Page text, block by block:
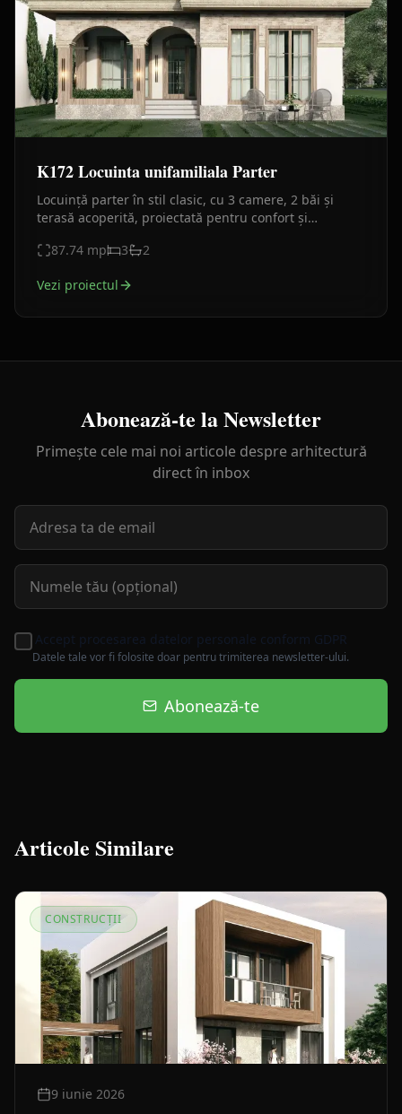
K172 Locuinta unifamiliala Parter
Locuință parter în stil clasic, cu 3 camere, 2 băi și
terasă acoperită, proiectată pentru confort și
87.74 mp 3 2
Vezi proiectul
Abonează-te la Newsletter
Primește cele mai noi articole despre arhitectură
direct în inbox
Accept procesarea datelor personale conform GDPR
Datele tale vor fi folosite doar pentru trimiterea newsletter-ului.
Abonează-te
Articole Similare
CONSTRUCȚII
9 iunie 2026